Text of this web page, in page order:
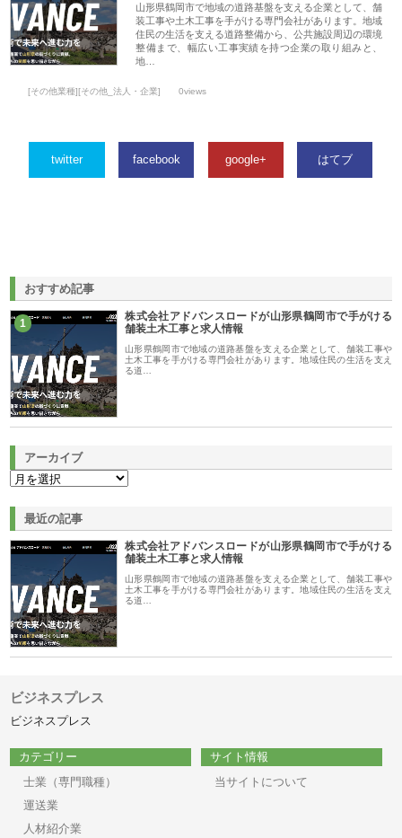
山形県鶴岡市で地域の道路基盤を支える企業として、舗
装工事や土木工事を手がける専門会社があります。地域
住民の生活を支える道路整備から、公共施設周辺の環境
整備まで、幅広い工事実績を持つ企業の取り組みと、
地…
[その他業種][その他_法人・企業] 0views
twitter facebook google+ はてブ
おすすめ記事
1
株式会社アドバンスロードが山形県鶴岡市で手がける
舗装土木工事と求人情報
山形県鶴岡市で地域の道路基盤を支える企業として、舗装工事や
土木工事を手がける専門会社があります。地域住民の生活を支え
る道…
アーカイブ
最近の記事
株式会社アドバンスロードが山形県鶴岡市で手がける
舗装土木工事と求人情報
山形県鶴岡市で地域の道路基盤を支える企業として、舗装工事や
土木工事を手がける専門会社があります。地域住民の生活を支え
る道…
ビジネスプレス
ビジネスプレス
カテゴリー
士業（専門職種）
運送業
人材紹介業
サイト情報
当サイトについて